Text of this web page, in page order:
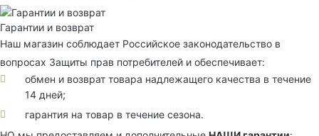
Гарантии и возврат
Наш магазин соблюдает Российское законодательство в
вопросах Защиты прав потребителей и обеспечивает:
обмен и возврат товара надлежащего качества в течение
14 дней;
гарантия на товар в течение сезона.